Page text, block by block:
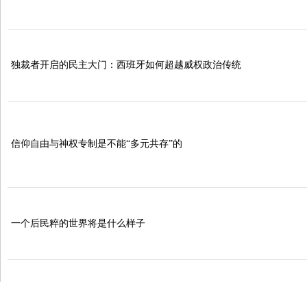
独裁者开启的民主大门：西班牙如何超越威权政治传统
信仰自由与神权专制是不能“多元共存”的
一个后民粹的世界将是什么样子